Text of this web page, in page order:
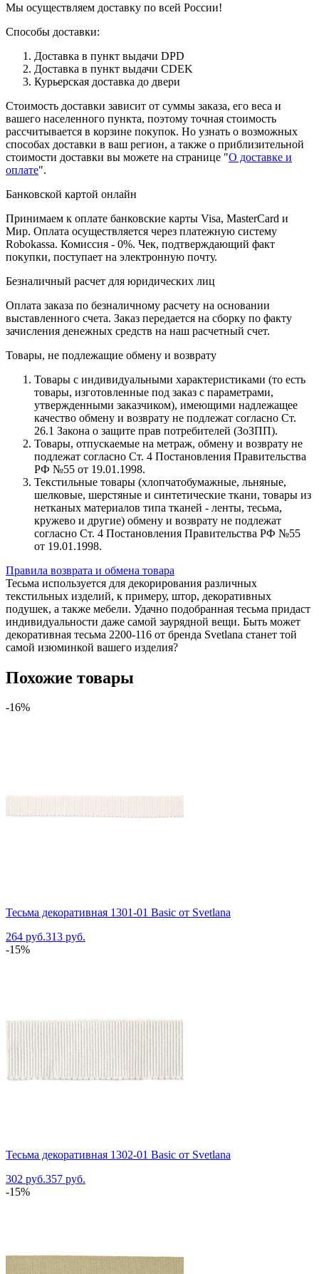
Мы осуществляем доставку по всей России!
Способы доставки:
Доставка в пункт выдачи DPD
Доставка в пункт выдачи CDEK
Курьерская доставка до двери
Стоимость доставки зависит от суммы заказа, его веса и
вашего населенного пункта, поэтому точная стоимость
рассчитывается в корзине покупок. Но узнать о возможных
способах доставки в ваш регион, а также о приблизительной
стоимости доставки вы можете на странице "О доставке и
оплате".
Банковской картой онлайн
Принимаем к оплате банковские карты Visa, MasterCard и
Мир. Оплата осуществляется через платежную систему
Robokassa. Комиссия - 0%. Чек, подтверждающий факт
покупки, поступает на электронную почту.
Безналичный расчет для юридических лиц
Оплата заказа по безналичному расчету на основании
выставленного счета. Заказ передается на сборку по факту
зачисления денежных средств на наш расчетный счет.
Товары, не подлежащие обмену и возврату
Товары с индивидуальными характеристиками (то есть
товары, изготовленные под заказ с параметрами,
утвержденными заказчиком), имеющими надлежащее
качество обмену и возврату не подлежат согласно Ст.
26.1 Закона о защите прав потребителей (ЗоЗПП).
Товары, отпускаемые на метраж, обмену и возврату не
подлежат согласно Ст. 4 Постановления Правительства
РФ №55 от 19.01.1998.
Текстильные товары (хлопчатобумажные, льняные,
шелковые, шерстяные и синтетические ткани, товары из
нетканых материалов типа тканей - ленты, тесьма,
кружево и другие) обмену и возврату не подлежат
согласно Ст. 4 Постановления Правительства РФ №55
от 19.01.1998.
Правила возврата и обмена товара
Тесьма используется для декорирования различных
текстильных изделий, к примеру, штор, декоративных
подушек, а также мебели. Удачно подобранная тесьма придаст
индивидуальности даже самой заурядной вещи. Быть может
декоративная тесьма 2200-116 от бренда Svetlana станет той
самой изюминкой вашего изделия?
Похожие товары
-16%
Тесьма декоративная 1301-01 Basic от Svetlana
264 руб.313 руб.
-15%
Тесьма декоративная 1302-01 Basic от Svetlana
302 руб.357 руб.
-15%